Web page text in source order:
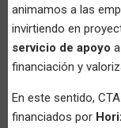
animamos a las
invirtiendo en
servicio de apoyo
financiación y
En este sentido,
financiados por